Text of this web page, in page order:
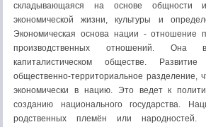
складывающаяся на основе общности
экономической жизни, культуры и
Экономическая основа нации - отношение
производственных отношений. Она
капиталистическом обществе.
общественно-территориальное разделение,
экономически в нацию. Это ведет к
созданию национального государства.
родственных племён или народностей.